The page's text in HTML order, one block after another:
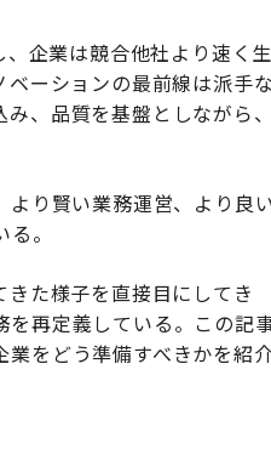
企業は競合他社より速く生
ーションの最前線は派手な
、品質を基盤としながら、
り賢い業務運営、より良
。
た様子を直接目にしてき
を再定義している。この記
をどう準備すべきかを紹